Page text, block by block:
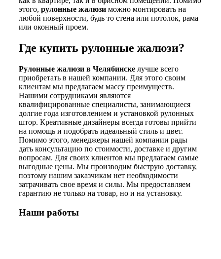
этого, рулонные жалюзи можно монтировать на
любой поверхности, будь то стена или потолок, рама
или оконный проем.
Где купить рулонные жалюзи?
Рулонные жалюзи в Челябинске лучше всего
приобретать в нашей компании. Для этого своим
клиентам мы предлагаем массу преимуществ.
Нашими сотрудниками являются
квалифицированные специалисты, занимающиеся
долгие года изготовлением и установкой рулонных
штор. Креативные дизайнеры всегда готовы прийти
на помощь и подобрать идеальный стиль и цвет.
Помимо этого, менеджеры нашей компании рады
дать консультацию по стоимости, доставке и другим
вопросам. Для своих клиентов мы предлагаем самые
выгодные цены. Мы производим быструю доставку,
поэтому нашим заказчикам нет необходимости
затрачивать свое время и силы. Мы предоставляем
гарантию не только на товар, но и на установку.
Наши работы